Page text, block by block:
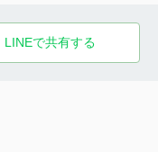
LINEで共有する